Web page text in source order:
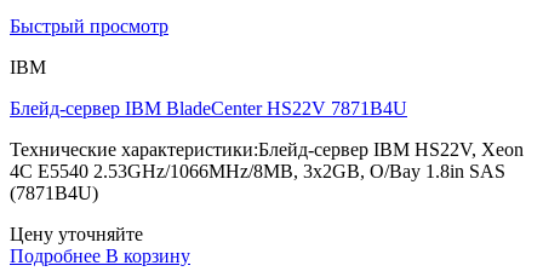
Быстрый просмотр
IBM
Блейд-сервер IBM BladeCenter HS22V 7871B4U
Технические характеристики:Блейд-сервер IBM HS22V, Xeon
4C E5540 2.53GHz/1066MHz/8MB, 3x2GB, O/Bay 1.8in SAS
(7871B4U)
Цену уточняйте
Подробнее В корзину